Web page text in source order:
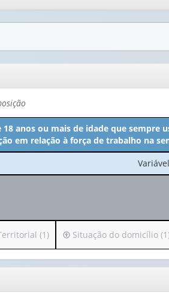
18 anos ou mais de idade que
em relação à força de trabalho na
No
(1)
Irá
para
o
cabeçalho
apenas
Situação do domicílio